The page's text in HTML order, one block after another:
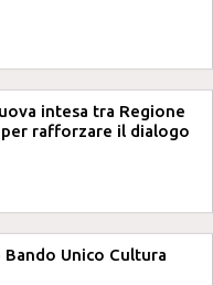
intesa tra Regione
per rafforzare il dialogo
Unico Cultura